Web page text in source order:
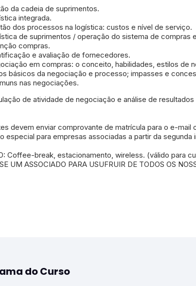
da cadeia de suprimentos.
integrada.
dos processos na logística: custos e nível de serviço.
de suprimentos / operação do sistema de compras
compras.
e avaliação de fornecedores.
em compras: o conceito, habilidades, estilos de
básicos da negociação e processo; impasses e
nas negociações.
de atividade de negociação e análise de
devem enviar comprovante de matrícula para o e-mail
especial para empresas associadas a partir da
Coffee-break, estacionamento, wireless. (válido para
UM ASSOCIADO PARA USUFRUIR DE TODOS OS
do Curso